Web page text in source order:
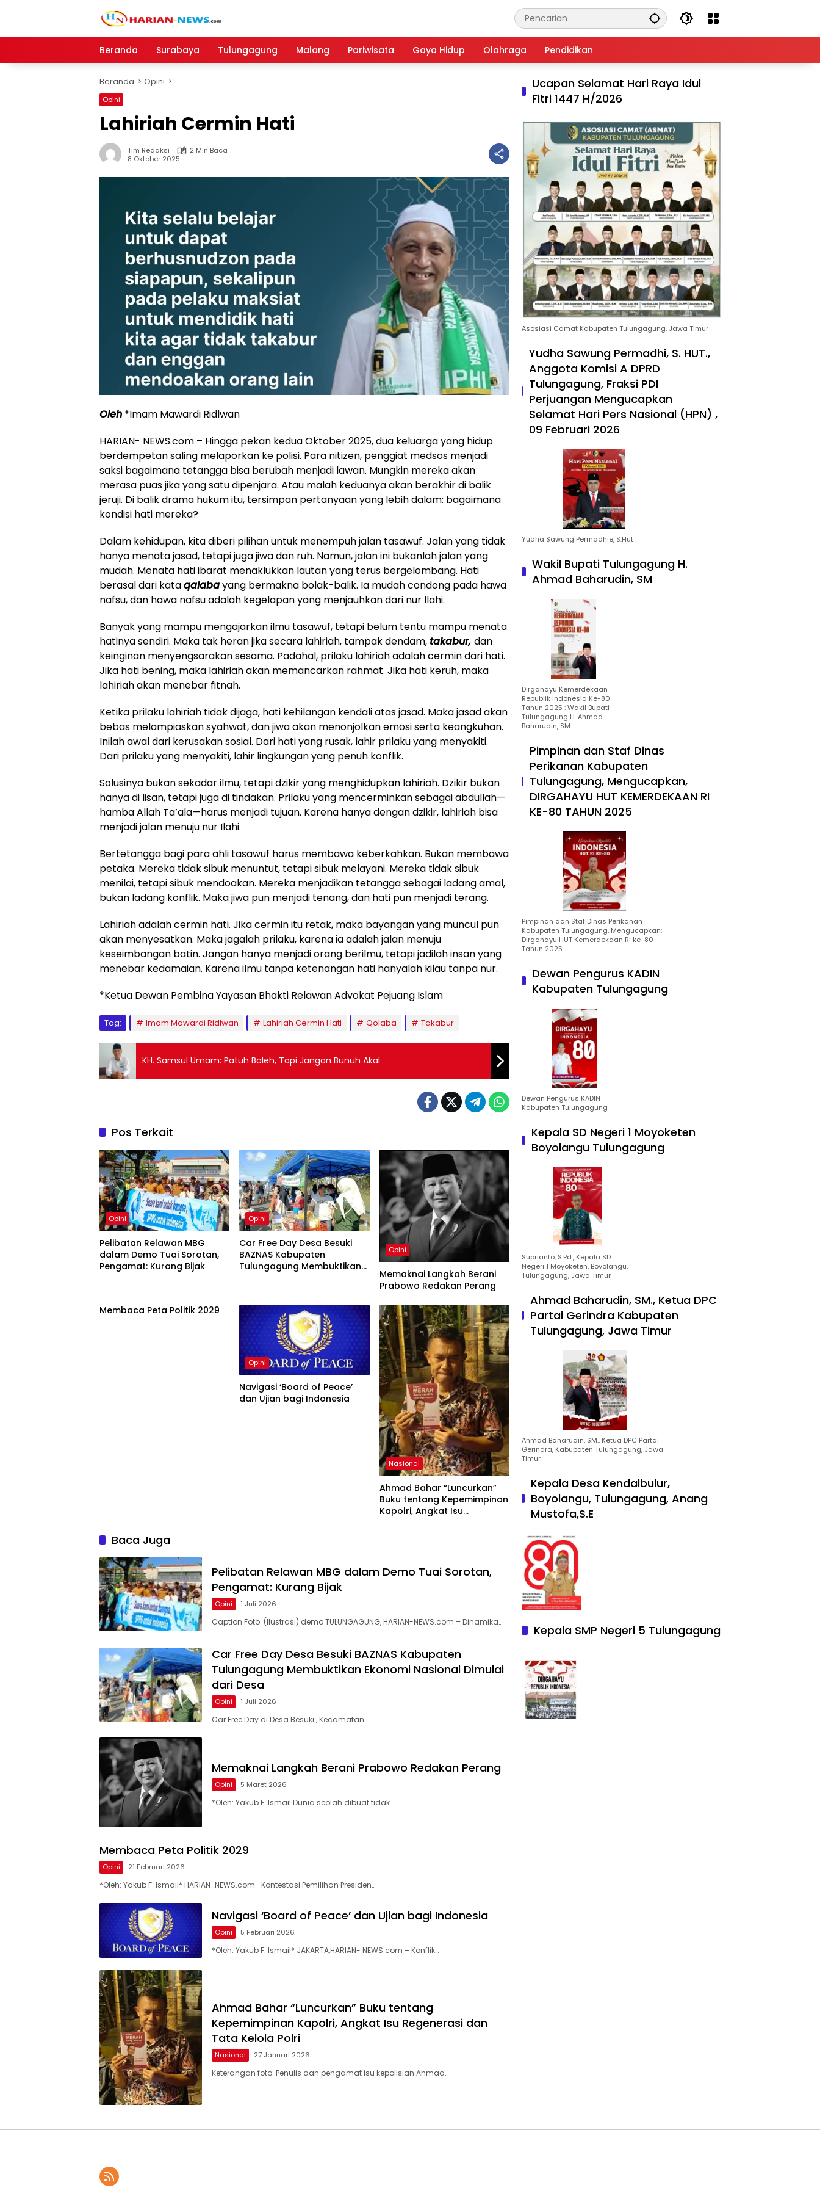
Beranda
Surabaya Tulungagung Malang Pariwisata Gaya Hidup Olahraga Pendidikan
Beranda Opini
Opini
Lahiriah Cermin Hati
Tim Redaksi
2 Min Baca
8 Oktober 2025
Oleh *Imam Mawardi Ridlwan
HARIAN- NEWS.com – Hingga pekan kedua Oktober 2025, dua keluarga yang hidup
berdempetan saling melaporkan ke polisi. Para nitizen, penggiat medsos menjadi
saksi bagaimana tetangga bisa berubah menjadi lawan. Mungkin mereka akan
merasa puas jika yang satu dipenjara. Atau malah keduanya akan berakhir di balik
jeruji. Di balik drama hukum itu, tersimpan pertanyaan yang lebih dalam: bagaimana
kondisi hati mereka?
Dalam kehidupan, kita diberi pilihan untuk menempuh jalan tasawuf. Jalan yang tidak
hanya menata jasad, tetapi juga jiwa dan ruh. Namun, jalan ini bukanlah jalan yang
mudah. Menata hati ibarat menaklukkan lautan yang terus bergelombang. Hati
berasal dari kataqalabayang bermakna bolak-balik. Ia mudah condong pada hawa
nafsu, dan hawa nafsu adalah kegelapan yang menjauhkan dari nur Ilahi.
Banyak yang mampu mengajarkan ilmu tasawuf, tetapi belum tentu mampu menata
hatinya sendiri. Maka tak heran jika secara lahiriah, tampak dendam, takabur, dan
keinginan menyengsarakan sesama. Padahal, prilaku lahiriah adalah cermin dari hati.
Jika hati bening, maka lahiriah akan memancarkan rahmat. Jika hati keruh, maka
lahiriah akan menebar fitnah.
Ketika prilaku lahiriah tidak dijaga, hati kehilangan kendali atas jasad. Maka jasad akan
bebas melampiaskan syahwat, dan jiwa akan menonjolkan emosi serta keangkuhan.
Inilah awal dari kerusakan sosial. Dari hati yang rusak, lahir prilaku yang menyakiti.
Dari prilaku yang menyakiti, lahir lingkungan yang penuh konflik.
Solusinya bukan sekadar ilmu, tetapi dzikir yang menghidupkan lahiriah. Dzikir bukan
hanya di lisan, tetapi juga di tindakan. Prilaku yang mencerminkan sebagai abdullah—
hamba Allah Ta’ala—harus menjadi tujuan. Karena hanya dengan dzikir, lahiriah bisa
menjadi jalan menuju nur Ilahi.
Bertetangga bagi para ahli tasawuf harus membawa keberkahkan. Bukan membawa
petaka. Mereka tidak sibuk menuntut, tetapi sibuk melayani. Mereka tidak sibuk
menilai, tetapi sibuk mendoakan. Mereka menjadikan tetangga sebagai ladang amal,
bukan ladang konflik. Maka jiwa pun menjadi tenang, dan hati pun menjadi terang.
Lahiriah adalah cermin hati. Jika cermin itu retak, maka bayangan yang muncul pun
akan menyesatkan. Maka jagalah prilaku, karena ia adalah jalan menuju
keseimbangan batin. Jangan hanya menjadi orang berilmu, tetapi jadilah insan yang
menebar kedamaian. Karena ilmu tanpa ketenangan hati hanyalah kilau tanpa nur.
*Ketua Dewan Pembina Yayasan Bhakti Relawan Advokat Pejuang Islam
Tag: Imam Mawardi Ridlwan Lahiriah Cermin Hati Qolaba Takabur
KH. Samsul Umam: Patuh Boleh, Tapi Jangan Bunuh Akal
Pos Terkait
Opini
Pelibatan Relawan MBG
dalam Demo Tuai Sorotan,
Pengamat: Kurang Bijak
Opini
Car Free Day Desa Besuki
BAZNAS Kabupaten
Tulungagung Membuktikan
Opini
Memaknai Langkah Berani
Prabowo Redakan Perang
Membaca Peta Politik 2029
Opini
Navigasi ‘Board of Peace’
dan Ujian bagi Indonesia
Nasional
Ahmad Bahar “Luncurkan”
Buku tentang Kepemimpinan
Kapolri, Angkat Isu
Baca Juga
Pelibatan Relawan MBG dalam Demo Tuai Sorotan,
Pengamat: Kurang Bijak
Opini 1 Juli 2026
Caption Foto: (Ilustrasi) demo TULUNGAGUNG, HARIAN-NEWS.com – Dinamika…
Car Free Day Desa Besuki BAZNAS Kabupaten
Tulungagung Membuktikan Ekonomi Nasional Dimulai
dari Desa
Opini 1 Juli 2026
Car Free Day di Desa Besuki , Kecamatan…
Memaknai Langkah Berani Prabowo Redakan Perang
Opini 5 Maret 2026
*Oleh: Yakub F. Ismail Dunia seolah dibuat tidak…
Membaca Peta Politik 2029
Opini 21 Februari 2026
*Oleh: Yakub F. Ismail* HARIAN-NEWS.com -Kontestasi Pemilihan Presiden…
Navigasi ‘Board of Peace’ dan Ujian bagi Indonesia
Opini 5 Februari 2026
*Oleh: Yakub F. Ismail* JAKARTA,HARIAN- NEWS.com – Konflik…
Ahmad Bahar “Luncurkan” Buku tentang
Kepemimpinan Kapolri, Angkat Isu Regenerasi dan
Tata Kelola Polri
Nasional 27 Januari 2026
Keterangan foto: Penulis dan pengamat isu kepolisian Ahmad…
Ucapan Selamat Hari Raya Idul
Fitri 1447 H/2026
Asosiasi Camat Kabupaten Tulungagung, Jawa Timur
Yudha Sawung Permadhi, S. HUT.,
Anggota Komisi A DPRD
Tulungagung, Fraksi PDI
Perjuangan Mengucapkan
Selamat Hari Pers Nasional (HPN) ,
09 Februari 2026
Yudha Sawung Permadhie, S.Hut
Wakil Bupati Tulungagung H.
Ahmad Baharudin, SM
Dirgahayu Kemerdekaan
Republik Indonesia Ke-80
Tahun 2025 : Wakil Bupati
Tulungagung H. Ahmad
Baharudin, SM
Pimpinan dan Staf Dinas
Perikanan Kabupaten
Tulungagung, Mengucapkan,
DIRGAHAYU HUT KEMERDEKAAN RI
KE-80 TAHUN 2025
Pimpinan dan Staf Dinas Perikanan
Kabupaten Tulungagung, Mengucapkan:
Dirgahayu HUT Kemerdekaan RI ke-80
Tahun 2025
Dewan Pengurus KADIN
Kabupaten Tulungagung
Dewan Pengurus KADIN
Kabupaten Tulungagung
Kepala SD Negeri 1 Moyoketen
Boyolangu Tulungagung
Suprianto, S.Pd., Kepala SD
Negeri 1 Moyoketen, Boyolangu,
Tulungagung, Jawa Timur
Ahmad Baharudin, SM., Ketua DPC
Partai Gerindra Kabupaten
Tulungagung, Jawa Timur
Ahmad Baharudin, SM., Ketua DPC Partai
Gerindra, Kabupaten Tulungagung, Jawa
Timur
Kepala Desa Kendalbulur,
Boyolangu, Tulungagung, Anang
Mustofa,S.E
Kepala SMP Negeri 5 Tulungagung